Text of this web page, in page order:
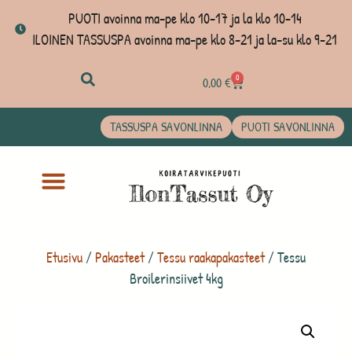
PUOTI avoinna ma-pe klo 10-17 ja la klo 10-14
ILOINEN TASSUSPA avoinna ma-pe klo 8-21 ja la-su klo 9-21
0,00€ 0
TASSUSPA SAVONLINNA PUOTI SAVONLINNA
Etusivu / Pakasteet/Tessu raakapakasteet/ Tessu
Broilerinsiivet 4kg